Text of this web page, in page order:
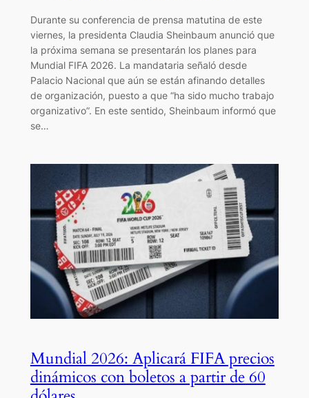
Durante su conferencia de prensa matutina de este
viernes, la presidenta Claudia Sheinbaum anunció que
la próxima semana se presentarán los planes para
Mundial FIFA 2026. La mandataria señaló desde
Palacio Nacional que aún se están afinando detalles
de organización, puesto a que “ha sido mucho trabajo
organizativo”. En este sentido, Sheinbaum informó que
se…
Mundial 2026: Aplicará FIFA precios
dinámicos con boletos a partir de 60